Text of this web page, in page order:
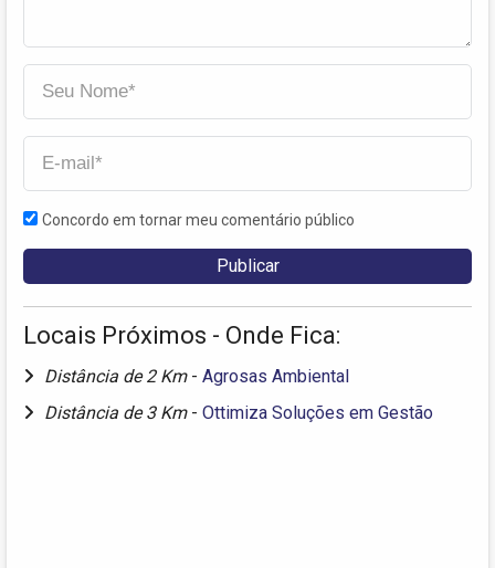
Concordo em tornar meu comentário público
Locais Próximos - Onde Fica:
Distância de 2 Km - Agrosas Ambiental
Distância de 3 Km - Ottimiza Soluções em Gestão